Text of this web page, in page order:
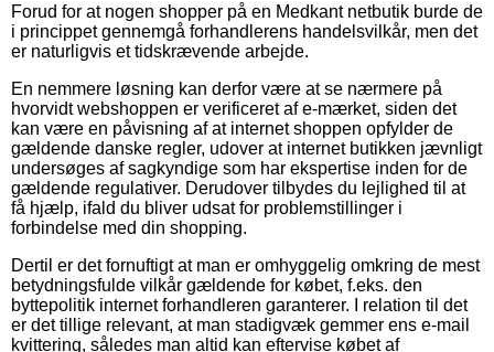
Forud for at nogen shopper på en Medkant netbutik burde de
i princippet gennemgå forhandlerens handelsvilkår, men det
er naturligvis et tidskrævende arbejde.
En nemmere løsning kan derfor være at se nærmere på
hvorvidt webshoppen er verificeret af e-mærket, siden det
kan være en påvisning af at internet shoppen opfylder de
gældende danske regler, udover at internet butikken jævnligt
undersøges af sagkyndige som har ekspertise inden for de
gældende regulativer. Derudover tilbydes du lejlighed til at
få hjælp, ifald du bliver udsat for problemstillinger i
forbindelse med din shopping.
Dertil er det fornuftigt at man er omhyggelig omkring de mest
betydningsfulde vilkår gældende for købet, f.eks. den
byttepolitik internet forhandleren garanterer. I relation til det
er det tillige relevant, at man stadigvæk gemmer ens e-mail
kvittering, således man altid kan eftervise købet af